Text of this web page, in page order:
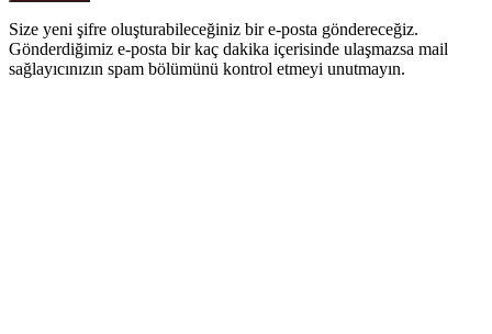
Size yeni şifre oluşturabileceğiniz bir e-posta göndereceğiz.
Gönderdiğimiz e-posta bir kaç dakika içerisinde ulaşmazsa mail
sağlayıcınızın spam bölümünü kontrol etmeyi unutmayın.